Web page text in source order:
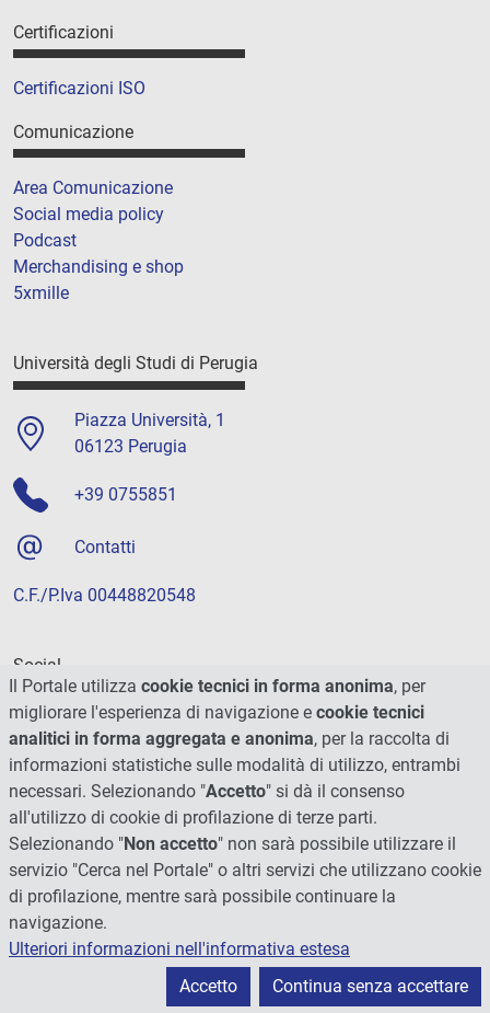
Certificazioni
Certificazioni ISO
Comunicazione
Area Comunicazione
Social media policy
Podcast
Merchandising e shop
5xmille
Università degli Studi di Perugia
Piazza Università, 1
06123 Perugia
+39 0755851
Contatti
C.F./P.Iva 00448820548
Social
© 2026 - Università degli Studi di Perugia
Il Portale utilizza cookie tecnici in forma anonima, per
migliorare l'esperienza di navigazione e cookie tecnici
analitici in forma aggregata e anonima, per la raccolta di
informazioni statistiche sulle modalità di utilizzo, entrambi
necessari. Selezionando "Accetto" si dà il consenso
all'utilizzo di cookie di profilazione di terze parti.
Selezionando "Non accetto" non sarà possibile utilizzare il
servizio "Cerca nel Portale" o altri servizi che utilizzano cookie
di profilazione, mentre sarà possibile continuare la
navigazione.
Ulteriori informazioni nell'informativa estesa
Accetto
Continua senza accettare